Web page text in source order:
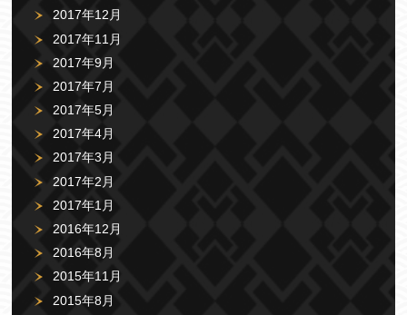
2017年12月
2017年11月
2017年9月
2017年7月
2017年5月
2017年4月
2017年3月
2017年2月
2017年1月
2016年12月
2016年8月
2015年11月
2015年8月